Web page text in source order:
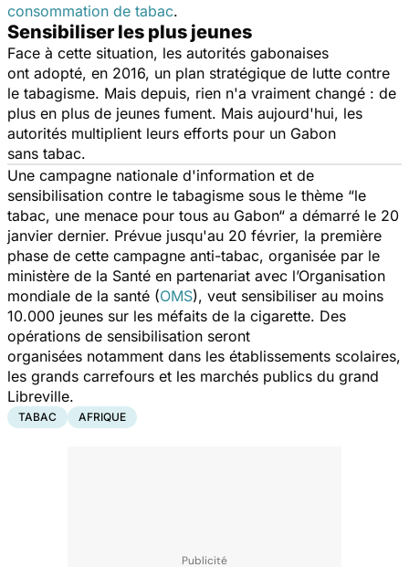
consommation de tabac.
Sensibiliser les plus jeunes
Face à cette situation, les autorités gabonaises
ont adopté, en 2016, un plan stratégique de lutte contre
le tabagisme. Mais depuis, rien n'a vraiment changé : de
plus en plus de jeunes fument. Mais aujourd'hui, les
autorités multiplient leurs efforts pour un Gabon
sans tabac.
Une campagne nationale d'information et de
sensibilisation contre le tabagisme sous le thème “le
tabac, une menace pour tous au Gabon“ a démarré le 20
janvier dernier. Prévue jusqu'au 20 février, la première
phase de cette campagne anti-tabac, organisée par le
ministère de la Santé en partenariat avec l’Organisation
mondiale de la santé (OMS), veut sensibiliser au moins
10.000 jeunes sur les méfaits de la cigarette. Des
opérations de sensibilisation seront
organisées notamment dans les établissements scolaires,
les grands carrefours et les marchés publics du grand
Libreville.
TABAC AFRIQUE